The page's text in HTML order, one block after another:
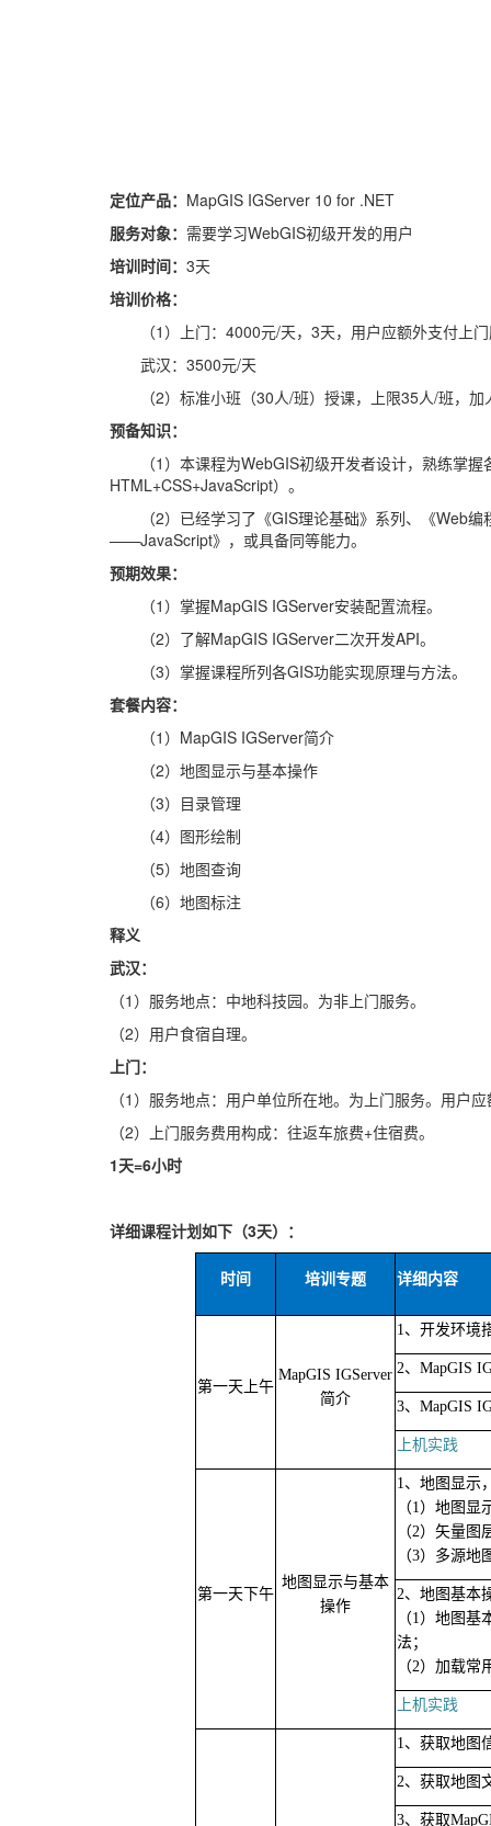
定位产品： MapGIS IGServer 10 for .NET
服务对象： 需要学习WebGIS初级开发的用户
培训时间： 3天
培训价格：
（1）上门：4000元/天，3天，用户应额外支付上
武汉： 3500元/天
（2）标准小班（30人/班）授课，上限35人/班，
预备知识：
（1）本课程为WebGIS初级开发者设计，熟练掌
HTML+CSS+JavaScript）。
（2）已经学习了《GIS理论基础》系列、《Web
——JavaScript》，或具备同等能力。
预期效果：
（1）掌握MapGIS IGServer安装配置流程。
（2）了解MapGIS IGServer二次开发API。
（3）掌握课程所列各GIS功能实现原理与方法。
套餐内容：
（1）MapGIS IGServer简介
（2）地图显示与基本操作
（3）目录管理
（4）图形绘制
（5）地图查询
（6）地图标注
释义
武汉：
（1）服务地点：中地科技园。为非上门服务。
（2）用户食宿自理。
上门：
（1）服务地点：用户单位所在地。为上门服务。用户
（2）
上门服务费用构成：往返车旅费+住宿费。
1天=6小时
详细课程计划如下（3天） ：
时间 培训专题 详细内容
第一天上午
MapGIS IGServer
简介
1、开发环境
2、MapGIS
3、MapGIS
上机实践
第一天下午
地图显示与基本
操作
1、地图显示
（1）地图显
（2）矢量
（3）多源
2、地图基本
（1）地图
法；
（2）加载
上机实践
1、获取地图
2、获取地图
3、获取